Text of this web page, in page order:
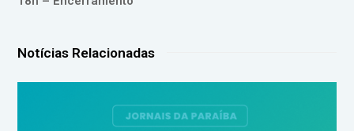
Notícias Relacionadas